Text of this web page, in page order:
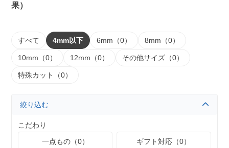
果）
すべて 4mm以下 6mm（0） 8mm（0）
10mm（0） 12mm（0） その他サイズ（0）
特殊カット（0）
絞り込む
こだわり
一点もの（0）
ギフト対応（0）